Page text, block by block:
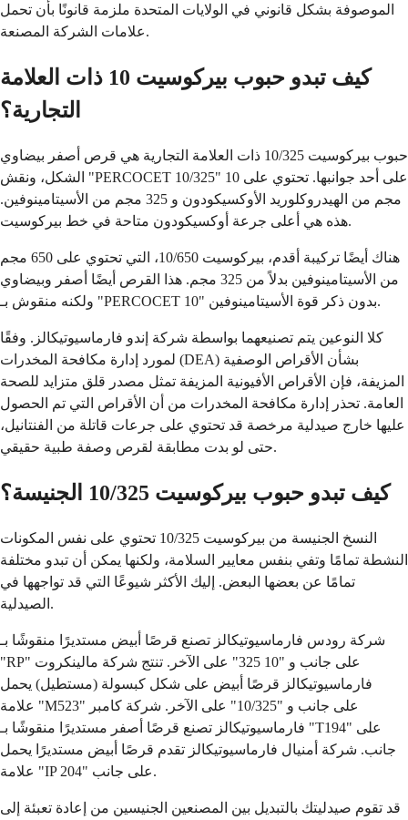
الموصوفة بشكل قانوني في الولايات المتحدة ملزمة قانونًا بأن تحمل
علامات الشركة المصنعة.
كيف تبدو حبوب بيركوسيت 10 ذات العلامة
التجارية؟
حبوب بيركوسيت 10/325 ذات العلامة التجارية هي قرص أصفر بيضاوي
الشكل، ونقش "PERCOCET 10/325" على أحد جوانبها. تحتوي على 10
مجم من الهيدروكلوريد الأوكسيكودون و 325 مجم من الأسيتامينوفين.
هذه هي أعلى جرعة أوكسيكودون متاحة في خط بيركوسيت.
هناك أيضًا تركيبة أقدم، بيركوسيت 10/650، التي تحتوي على 650 مجم
من الأسيتامينوفين بدلاً من 325 مجم. هذا القرص أيضًا أصفر وبيضاوي
ولكنه منقوش بـ "PERCOCET 10" بدون ذكر قوة الأسيتامينوفين.
كلا النوعين يتم تصنيعهما بواسطة شركة إندو فارماسيوتيكالز. وفقًا
لمورد إدارة مكافحة المخدرات (DEA) بشأن الأقراص الوصفية
المزيفة، فإن الأقراص الأفيونية المزيفة تمثل مصدر قلق متزايد للصحة
العامة. تحذر إدارة مكافحة المخدرات من أن الأقراص التي تم الحصول
عليها خارج صيدلية مرخصة قد تحتوي على جرعات قاتلة من الفنتانيل،
حتى لو بدت مطابقة لقرص وصفة طبية حقيقي.
كيف تبدو حبوب بيركوسيت 10/325 الجنيسة؟
النسخ الجنيسة من بيركوسيت 10/325 تحتوي على نفس المكونات
النشطة تمامًا وتفي بنفس معايير السلامة، ولكنها يمكن أن تبدو مختلفة
تمامًا عن بعضها البعض. إليك الأكثر شيوعًا التي قد تواجهها في
الصيدلية.
شركة رودس فارماسيوتيكالز تصنع قرصًا أبيض مستديرًا منقوشًا بـ
"RP" على جانب و "10 325" على الآخر. تنتج شركة مالينكروت
فارماسيوتيكالز قرصًا أبيض على شكل كبسولة (مستطيل) يحمل
علامة "M523" على جانب و "10/325" على الآخر. شركة كامبر
فارماسيوتيكالز تصنع قرصًا أصفر مستديرًا منقوشًا بـ "T194" على
جانب. شركة أمنيال فارماسيوتيكالز تقدم قرصًا أبيض مستديرًا يحمل
علامة "IP 204" على جانب.
قد تقوم صيدليتك بالتبديل بين المصنعين الجنيسين من إعادة تعبئة إلى